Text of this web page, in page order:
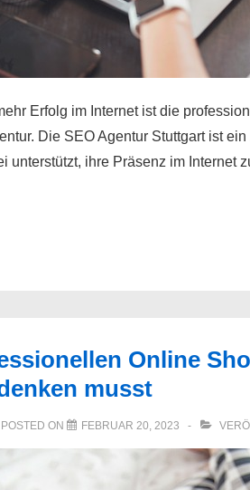
Erfolg im Internet ist die
Die SEO Agentur Stuttgart ist
unterstützt, ihre Präsenz im Internet
Online
musst
POSTED ON FEBRUAR 20, 2023